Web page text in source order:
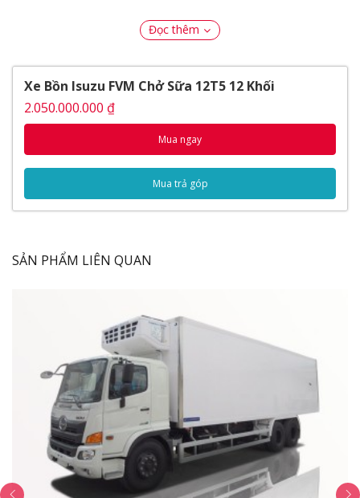
kém chi phí sửa chữa mà phụ tùng thay thế lại rất phổi
xin giới thiệu đến quý khách hàng
dòngxe bồn chở sữa Isuzu FVM 12T5 12 khối
lượng cao.
Nội dung bài viết
Cụm đèn pha
Bảng điều khiển
Thùng xe
THÔNG SỐ BỒN CHỞ SỮA 12 KHỐI
Thông số kỹ thuật
Thông số chung
Động cơ
Lốp xe
Hệ thống phanh
Hệ thống lái
Video Đánh Giá Xe Bồn Isuzu FVM Chở Sữa
Đọc thêm
Xe Bồn Isuzu FVM Chở Sữa 12T5 12 Khối
2.050.000.000 ₫
Mua ngay
Mua trả góp
SẢN PHẨM LIÊN QUAN